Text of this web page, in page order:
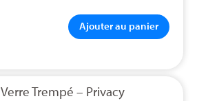
Ajouter au panier
Verre Trempé – Privacy